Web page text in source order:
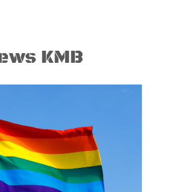
KMB